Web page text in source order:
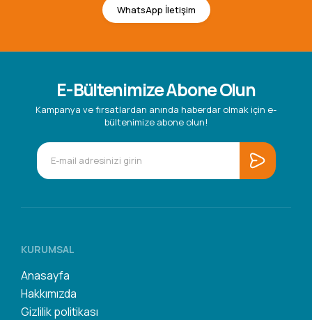
WhatsApp İletişim
E-Bültenimize Abone Olun
Kampanya ve fırsatlardan anında haberdar olmak için e-
bültenimize abone olun!
KURUMSAL
Anasayfa
Hakkımızda
Gizlilik politikası